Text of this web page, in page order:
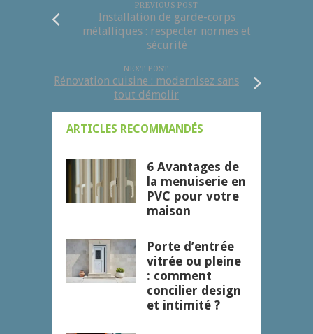
PREVIOUS POST
Installation de garde-corps
métalliques : respecter normes et
sécurité
NEXT POST
Rénovation cuisine : modernisez sans
tout démolir
ARTICLES RECOMMANDÉS
6 Avantages de
la menuiserie en
PVC pour votre
maison
Porte d’entrée
vitrée ou pleine
: comment
concilier design
et intimité ?